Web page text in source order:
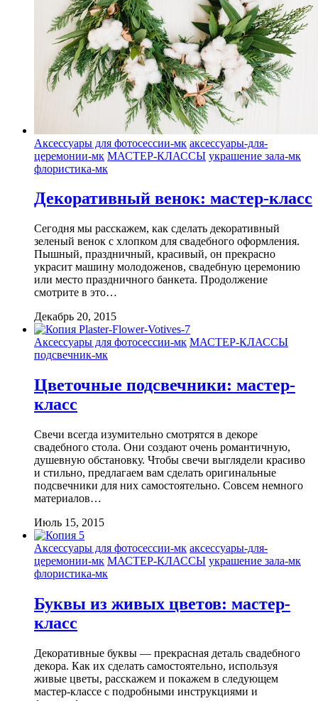
Аксессуары для фотосессии-мк аксессуары-для-
церемонии-мк МАСТЕР-КЛАССЫ украшение зала-мк
флористика-мк
Декоративный венок: мастер-класс
Сегодня мы расскажем, как сделать декоративный
зеленый венок с хлопком для свадебного оформления.
Пышный, праздничный, красивый, он прекрасно
украсит машину молодоженов, свадебную церемонию
или место праздничного банкета. Продолжение
смотрите в это…
Декабрь 20, 2015
Аксессуары для фотосессии-мк МАСТЕР-КЛАССЫ
подсвечник-мк
Цветочные подсвечники: мастер-
класс
Свечи всегда изумительно смотрятся в декоре
свадебного стола. Они создают очень романтичную,
душевную обстановку. Чтобы свечи выглядели красиво
и стильно, предлагаем вам сделать оригинальные
подсвечники для них самостоятельно. Совсем немного
материалов…
Июль 15, 2015
Аксессуары для фотосессии-мк аксессуары-для-
церемонии-мк МАСТЕР-КЛАССЫ украшение зала-мк
флористика-мк
Буквы из живых цветов: мастер-
класс
Декоративные буквы — прекрасная деталь свадебного
декора. Как их сделать самостоятельно, используя
живые цветы, расскажем и покажем в следующем
мастер-классе с подробными инструкциями и